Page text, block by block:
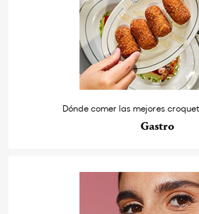
Dónde comer las mejores
Gastro